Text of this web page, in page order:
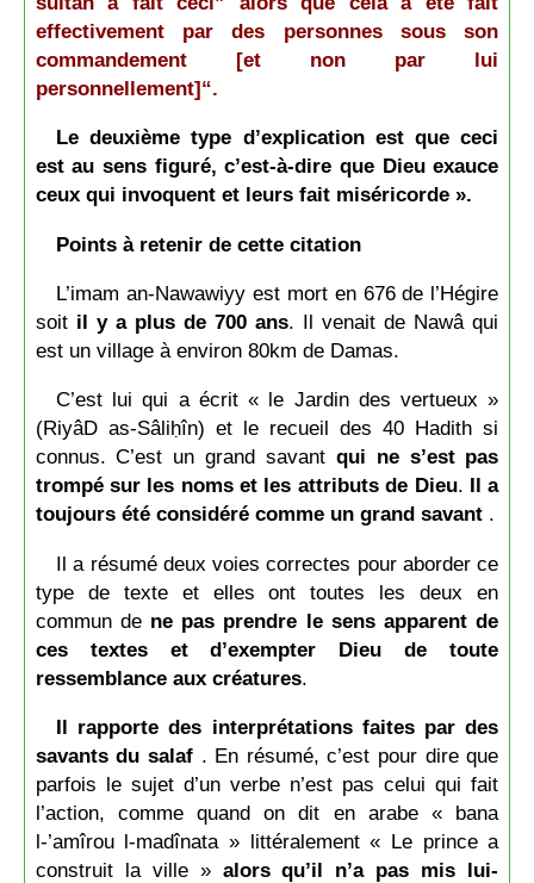
effectivement par des personnes sous son
commandement [et non par lui
personnellement]“.
Le deuxième type d’explication est que ceci
est au sens figuré, c’est-à-dire que Dieu exauce
ceux qui invoquent et leurs fait miséricorde ».
Points à retenir de cette citation
L’imam an-Nawawiyy est mort en 676 de l’Hégire
soit il y a plus de 700 ans. Il venait de Nawâ qui
est un village à environ 80km de Damas.
C’est lui qui a écrit « le Jardin des vertueux »
(RiyâD as-Sâliḥîn) et le recueil des 40 Hadith si
connus. C’est un grand savant qui ne s’est pas
trompé sur les noms et les attributs de Dieu. Il a
toujours été considéré comme un grand savant .
Il a résumé deux voies correctes pour aborder ce
type de texte et elles ont toutes les deux en
commun de ne pas prendre le sens apparent de
ces textes et d’exempter Dieu de toute
ressemblance aux créatures.
Il rapporte des interprétations faites par des
savants du salaf . En résumé, c’est pour dire que
parfois le sujet d’un verbe n’est pas celui qui fait
l’action, comme quand on dit en arabe « bana
l-’amîrou l-madînata » littéralement « Le prince a
construit la ville » alors qu’il n’a pas mis lui-